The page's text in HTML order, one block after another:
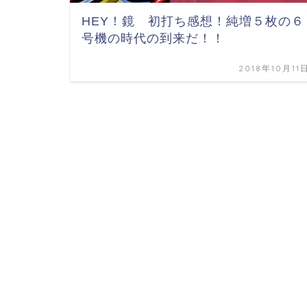
HEY！鏡 初打ち感想！純増５枚の６
号機の時代の到来だ！！
2018年10月11